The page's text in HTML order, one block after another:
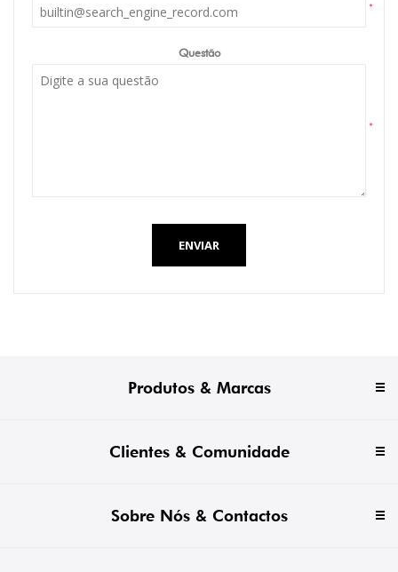
*
Questão
*
ENVIAR
Produtos & Marcas
Clientes & Comunidade
Sobre Nós & Contactos